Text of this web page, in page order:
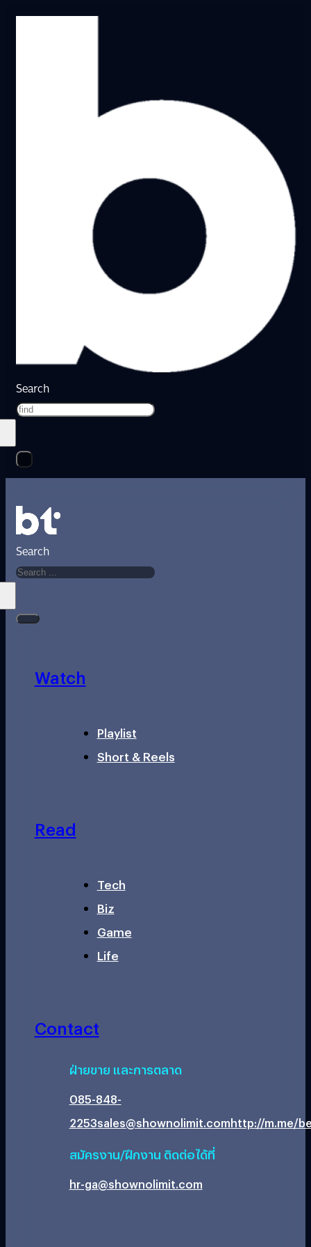
Search
Search
Watch
Playlist
Short & Reels
Read
Tech
Biz
Game
Life
Contact
ฝ่ายขาย และการตลาด
085-848-
2253sales@shownolimit.comhttp://m.me/
สมัครงาน/ฝึกงาน ติดต่อได้ที่
hr-ga@shownolimit.com